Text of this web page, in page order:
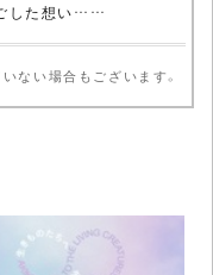
した想い……
ない場合もございます。